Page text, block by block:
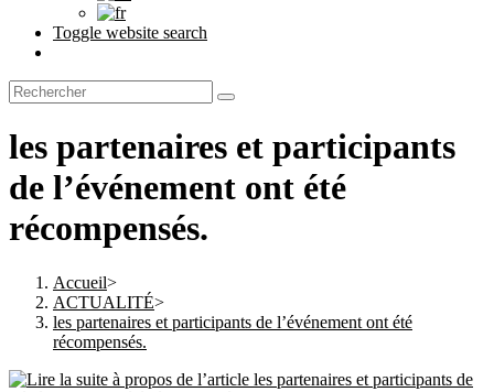
Toggle website search
les partenaires et participants
de l’événement ont été
récompensés.
Accueil>
ACTUALITÉ>
les partenaires et participants de l’événement ont été
récompensés.